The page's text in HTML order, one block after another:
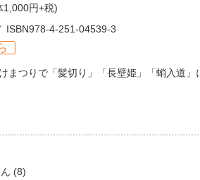
1,000円+税)
ISBN978-4-251-04539-3
まつりで「髪切り」「長壁姫」「蛸入道
(8)